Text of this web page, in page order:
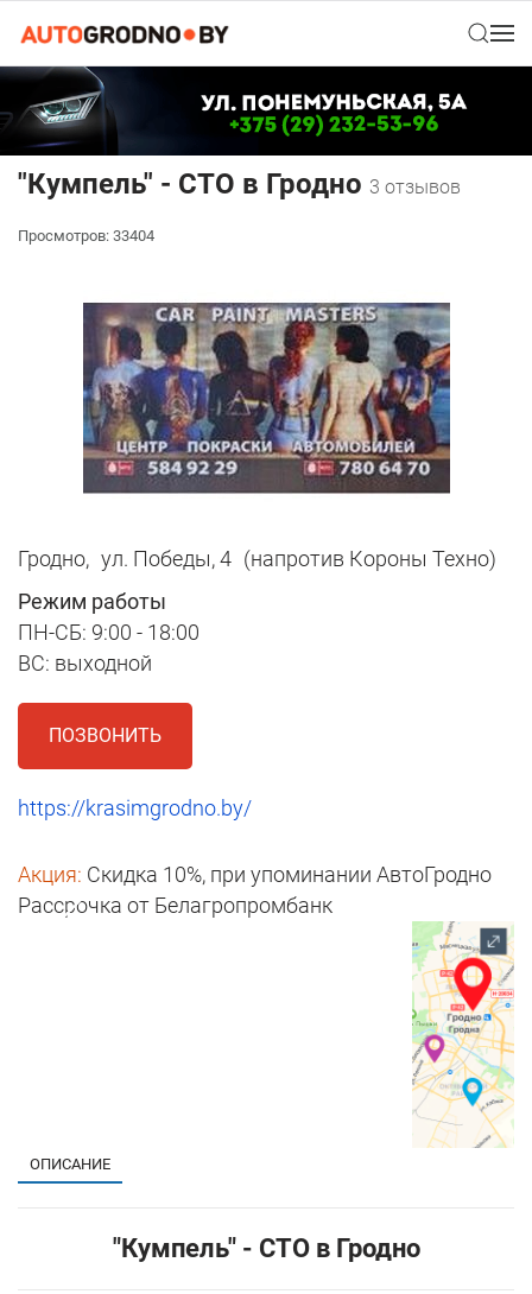
"Кумпель" - СТО в Гродно 3 отзывов
Просмотров: 33404
Гродно, ул. Победы, 4 (напротив Короны Техно)
Режим работы
ПН-СБ: 9:00 - 18:00
ВС: выходной
ПОЗВОНИТЬ
https://krasimgrodno.by/
Акция: Скидка 10%, при упоминании АвтоГродно
Рассрочка от Белагропромбанк
ОПИСАНИЕ
"Кумпель" - СТО в Гродно